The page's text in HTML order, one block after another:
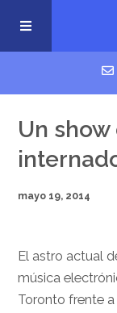
USM Podcast
Cigarrillos en la
Un
mayo 19, 2014
El astro actual
música
Toronto frente